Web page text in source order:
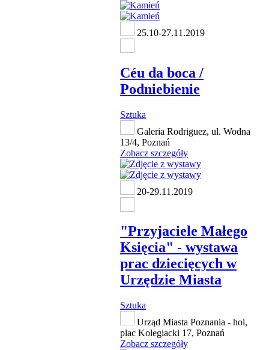
25.10-27.11.2019
Céu da boca /
Podniebienie
Sztuka
Galeria Rodriguez, ul. Wodna
13/4, Poznań
Zobacz szczegóły
20-29.11.2019
"Przyjaciele Małego
Księcia" - wystawa
prac dziecięcych w
Urzędzie Miasta
Sztuka
Urząd Miasta Poznania - hol,
plac Kolegiacki 17, Poznań
Zobacz szczegóły